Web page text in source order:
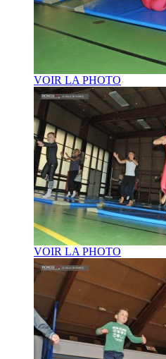
VOIR LA PHOTO
VOIR LA PHOTO